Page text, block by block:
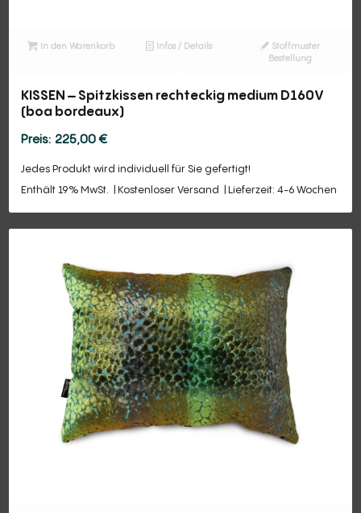
In den Warenkorb Infos / Details
Stoffmuster
Bestellung
KISSEN – Spitzkissen rechteckig medium D160V
(boa bordeaux)
225,00€
Jedes Produkt wird individuell für Sie gefertigt!
Enthält 19% MwSt.
Kostenloser Versand Lieferzeit: 4-6 Wochen